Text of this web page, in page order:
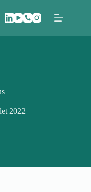
2022